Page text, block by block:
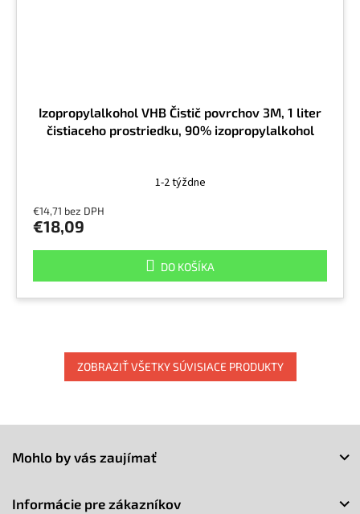
Izopropylalkohol VHB Čistič povrchov 3M, 1 liter
čistiaceho prostriedku, 90% izopropylalkohol
1-2 týždne
€14,71 bez DPH
€18,09
DO KOŠÍKA
ZOBRAZIŤ VŠETKY SÚVISIACE PRODUKTY
Mohlo by vás zaujímať
Informácie pre zákazníkov